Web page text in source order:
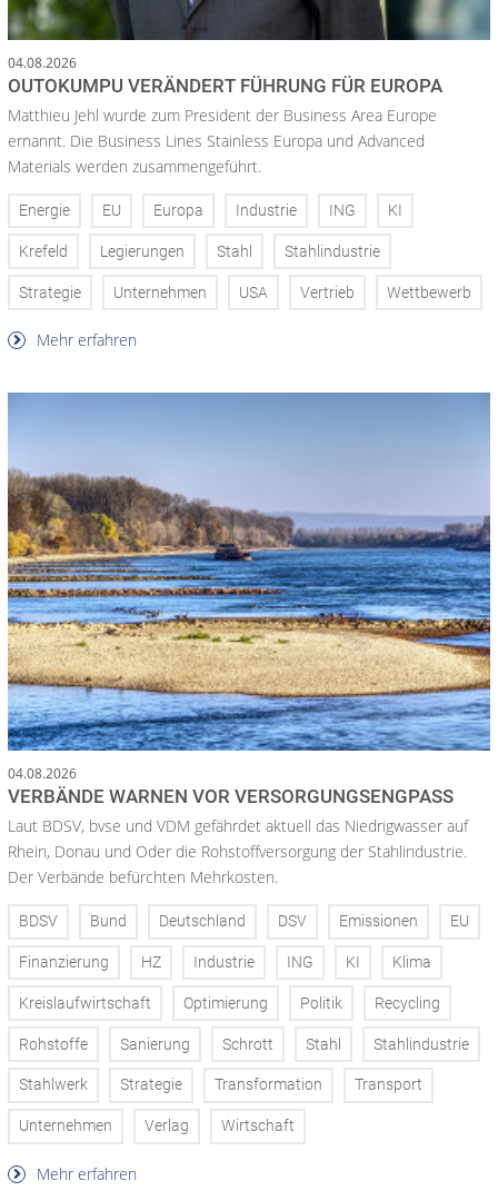
04.08.2026
OUTOKUMPU VERÄNDERT FÜHRUNG FÜR EUROPA
Matthieu Jehl wurde zum President der Business Area Europe
ernannt. Die Business Lines Stainless Europa und Advanced
Materials werden zusammengeführt.
Energie EU Europa Industrie ING KI
Krefeld Legierungen Stahl Stahlindustrie
Strategie Unternehmen USA Vertrieb Wettbewerb
Mehr erfahren
04.08.2026
VERBÄNDE WARNEN VOR VERSORGUNGSENGPASS
Laut BDSV, bvse und VDM gefährdet aktuell das Niedrigwasser auf
Rhein, Donau und Oder die Rohstoffversorgung der Stahlindustrie.
Der Verbände befürchten Mehrkosten.
BDSV Bund Deutschland DSV Emissionen EU
Finanzierung HZ Industrie ING KI Klima
Kreislaufwirtschaft Optimierung Politik Recycling
Rohstoffe Sanierung Schrott Stahl Stahlindustrie
Stahlwerk Strategie Transformation Transport
Unternehmen Verlag Wirtschaft
Mehr erfahren